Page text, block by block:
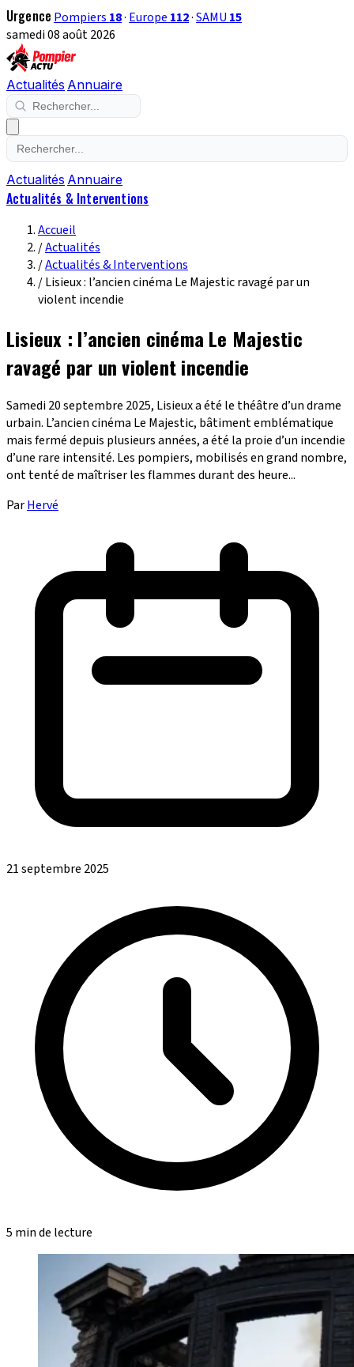
Urgence Pompiers 18· Europe 112·SAMU 15
samedi 08 août 2026
Actualités Annuaire
Actualités Annuaire
Actualités & Interventions
Accueil
/Actualités
/Actualités & Interventions
/Lisieux : l’ancien cinéma Le Majestic ravagé par un
violent incendie
Lisieux : l’ancien cinéma Le Majestic
ravagé par un violent incendie
Samedi 20 septembre 2025, Lisieux a été le théâtre d’un drame
urbain. L’ancien cinéma Le Majestic, bâtiment emblématique
mais fermé depuis plusieurs années, a été la proie d’un incendie
d’une rare intensité. Les pompiers, mobilisés en grand nombre,
ont tenté de maîtriser les flammes durant des heure...
ParHervé
21 septembre 2025
5 min de lecture